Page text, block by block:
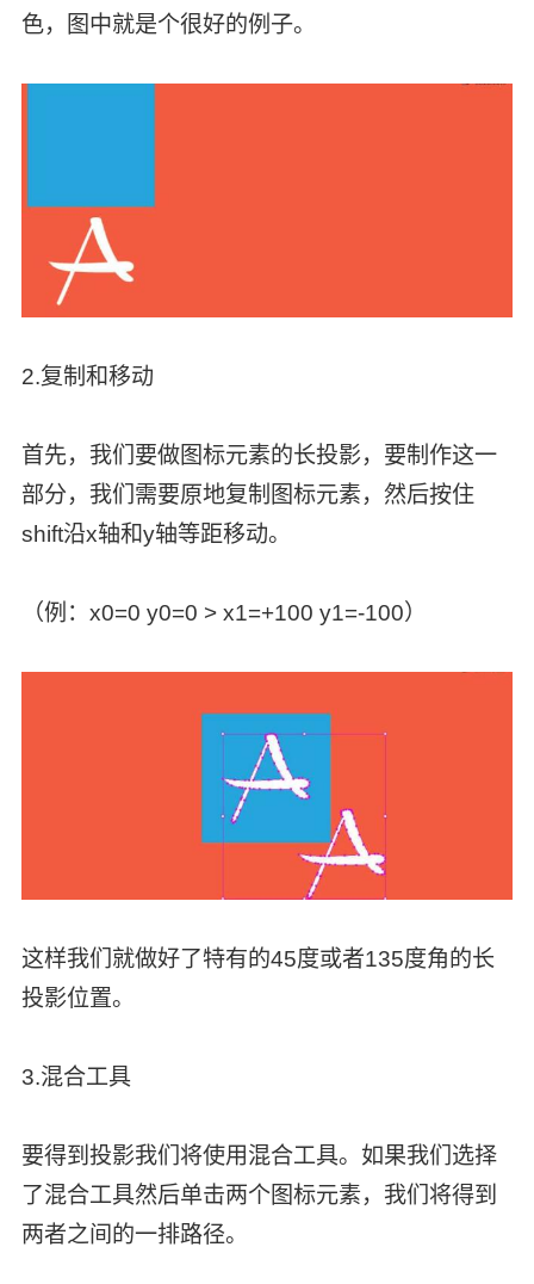
色，图中就是个很好的例子。
2.复制和移动
首先，我们要做图标元素的长投影，要制作这一
部分，我们需要原地复制图标元素，然后按住
shift沿x轴和y轴等距移动。
（例：x0=0 y0=0 > x1=+100 y1=-100）
这样我们就做好了特有的45度或者135度角的长
投影位置。
3.混合工具
要得到投影我们将使用混合工具。如果我们选择
了混合工具然后单击两个图标元素，我们将得到
两者之间的一排路径。